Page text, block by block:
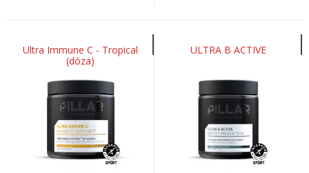
Ultra Immune C - Tropical
(dóza)
ULTRA B ACTIVE